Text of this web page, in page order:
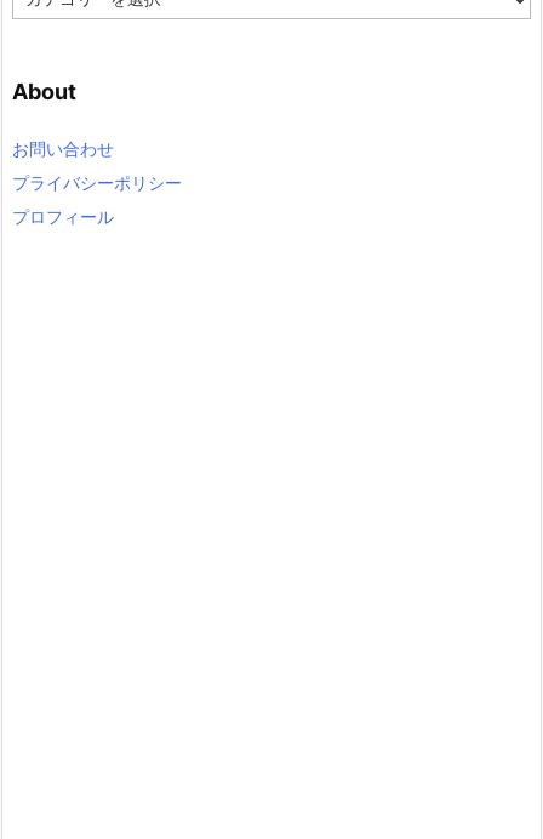
a
g
r
About
お問い合わせ
プライバシーポリシー
プロフィール